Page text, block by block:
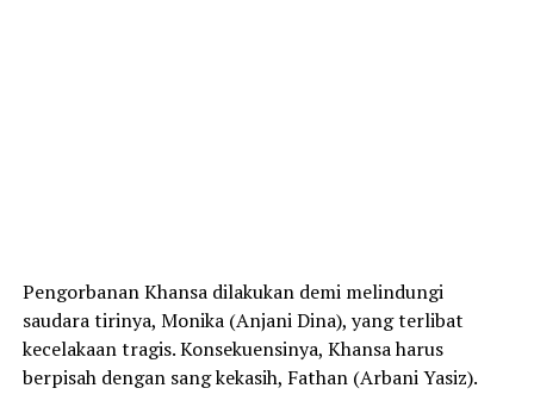
Pengorbanan Khansa dilakukan demi melindungi
saudara tirinya, Monika (Anjani Dina), yang terlibat
kecelakaan tragis. Konsekuensinya, Khansa harus
berpisah dengan sang kekasih, Fathan (Arbani Yasiz).